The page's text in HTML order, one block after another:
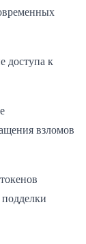
доступа к
взломов